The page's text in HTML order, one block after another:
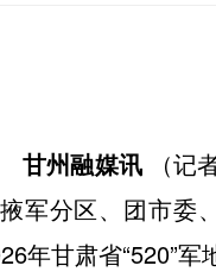
甘州融媒讯（记
军分区、团市委
年甘肃省“520”